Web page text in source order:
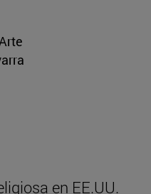
en EE.UU.